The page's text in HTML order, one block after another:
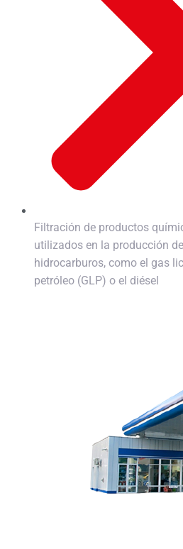
Filtración de productos
utilizados en la producción de
hidrocarburos, como el gas
petróleo (GLP) o el diésel